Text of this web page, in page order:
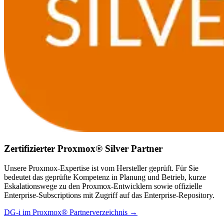
Zertifizierter Proxmox® Silver Partner
Unsere Proxmox-Expertise ist vom Hersteller geprüft. Für Sie
bedeutet das geprüfte Kompetenz in Planung und Betrieb, kurze
Eskalationswege zu den Proxmox-Entwicklern sowie offizielle
Enterprise-Subscriptions mit Zugriff auf das Enterprise-Repository.
DG-i im Proxmox® Partnerverzeichnis →